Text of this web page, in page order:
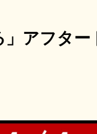
アフター